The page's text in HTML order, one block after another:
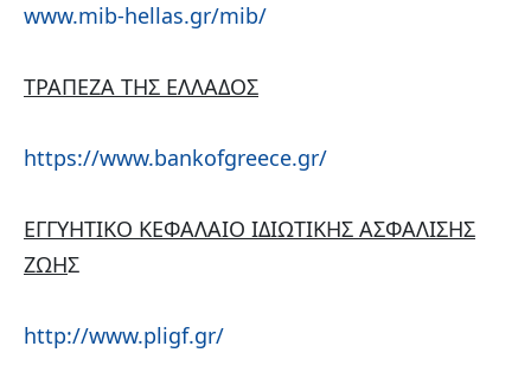
www.mib-hellas.gr/mib/
ΤΡΑΠΕΖΑ ΤΗΣ ΕΛΛΑΔΟΣ
https://www.bankofgreece.gr/
ΕΓΓΥΗΤΙΚΟ ΚΕΦΑΛΑΙΟ ΙΔΙΩΤΙΚΗΣ ΑΣΦΑΛΙΣΗΣ
ΖΩΗΣ
http://www.pligf.gr/